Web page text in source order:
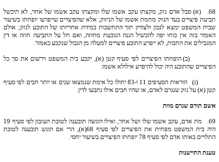
68.
(א) סבל אדם נזק, מקצתו עקב אשמו שלו ומקצתו עקב אשמו של אחר, לא תיכשל
תביעת פיצויים בעד הנזק מחמת אשמו של הניזוק, אלא שהפיצויים שייפרעו יופחתו בשיעור
שבית המשפט ימצא לנכון ולצודק תוך התחשבות במידת אחריותו של התובע לנזק; אולם
האמור בזה אין כוחו יפה להכשיל הגנה הנובעת מחוזה, ואם חל על התביעה חוזה או דין
המגבילים את החבות, לא ייפרע התובע פיצויים למעלה מן הגבול שנקבע כאמור.
(ב) הופחתו הפיצויים לפי סעיף קטן (א), יקבע בית המשפט וירשום את סך כל
הפיצויים שהתובע היה יכול להיפרע אילולא אשמו.
(ג) הוראות הסעיפים 11 ו-83 יחולו כל אימת שנמצאו שנים או יותר חבים לפי סעיף
קטן (א) על נזק שנגרם לאדם, או שהיו חבים אילו נתבעו לדין.
אשם תורם שגרם מוות
69.
מת אדם, עקב אשמו שלו ושל אחר, ואילו הוגשה תובענה לטובת העזבון לפי סעיף 19
היה בית המשפט מפחית את הפיצויים לפי סעיף 68(א), הרי אם תוגש תובענה לטובת
התלויים באותו אדם לפי סעיף 78 יופחתו הפיצויים בשיעור יחסי.
טענת התיישנות